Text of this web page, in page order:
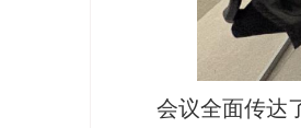
会议全面传达